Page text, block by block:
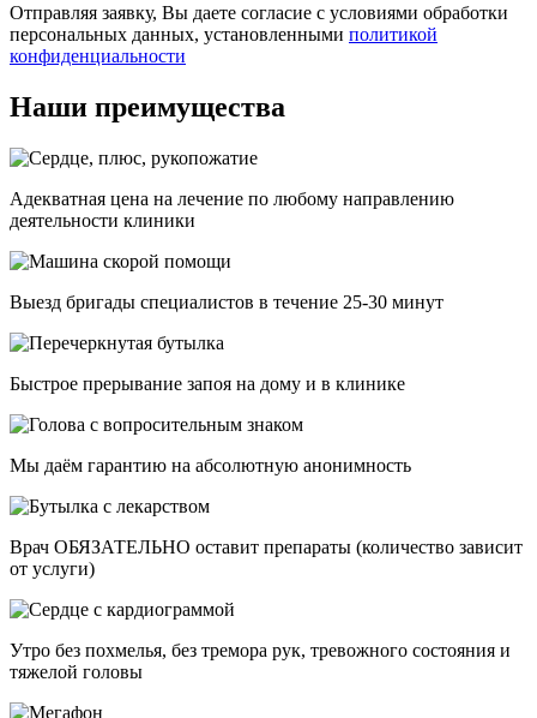
Отправляя заявку, Вы даете согласие с условиями обработки
персональных данных, установленными политикой
конфиденциальности
Наши преимущества
Адекватная цена на лечение по любому направлению
деятельности клиники
Выезд бригады специалистов в течение 25-30 минут
Быстрое прерывание запоя на дому и в клинике
Мы даём гарантию на абсолютную анонимность
Врач ОБЯЗАТЕЛЬНО оставит препараты (количество зависит
от услуги)
Утро без похмелья, без тремора рук, тревожного состояния и
тяжелой головы